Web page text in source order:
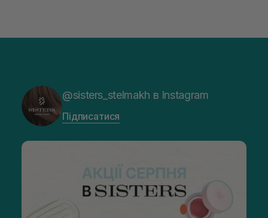
@sisters_stelmakh в Instagram
Підписатися